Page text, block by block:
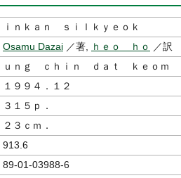
ｉｎｋａｎ ｓｉｌｋｙｅｏｋ
Osamu Dazai ／著, ｈｅｏ ｈｏ
／訳
ｕｎｇ ｃｈｉｎ ｄａｔ ｋｅｏｍ
１９９４．１２
３１５ｐ．
２３ｃｍ．
913.6
89-01-03988-6